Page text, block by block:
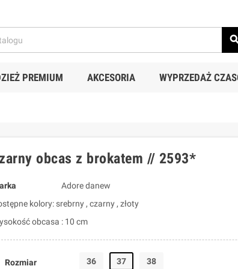
PREMIUM AKCESORIA WYPRZEDAŻ
obcas z brokatem // 2593*
Adore danew
kolory: srebrny , czarny , złoty
obcasa : 10 cm
Rozmiar 36 37 38